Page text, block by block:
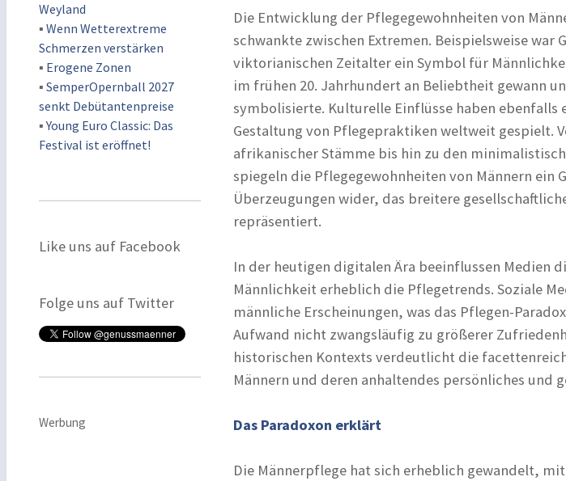
Weyland
▪ Wenn Wetterextreme
Schmerzen verstärken
▪ Erogene Zonen
▪ SemperOpernball 2027
senkt Debütantenpreise
▪Young Euro Classic: Das
Festival ist eröffnet!
Like uns auf Facebook
Folge uns auf Twitter
Werbung
Die Entwicklung der Pflegegewohnheiten von
schwankte zwischen Extremen. Beispielsweise war
viktorianischen Zeitalter ein Symbol für
im frühen 20. Jahrhundert an Beliebtheit gewann
symbolisierte. Kulturelle Einflüsse haben ebenfalls
Gestaltung von Pflegepraktiken weltweit gespielt.
afrikanischer Stämme bis hin zu den
spiegeln die Pflegegewohnheiten von Männern ein
Überzeugungen wider, das breitere
repräsentiert.
In der heutigen digitalen Ära beeinflussen Medien
Männlichkeit erheblich die Pflegetrends. Soziale
männliche Erscheinungen, was das Pflegen-
Aufwand nicht zwangsläufig zu größerer
historischen Kontexts verdeutlicht die
Männern und deren anhaltendes persönliches und
Das Paradoxon erklärt
Die Männerpflege hat sich erheblich gewandelt,